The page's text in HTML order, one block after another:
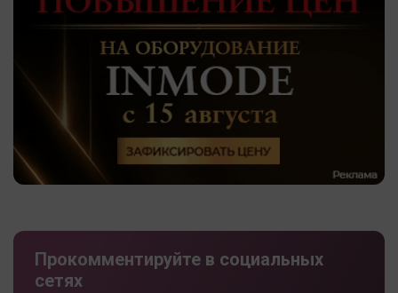
Прокомментируйте в социальных
сетях